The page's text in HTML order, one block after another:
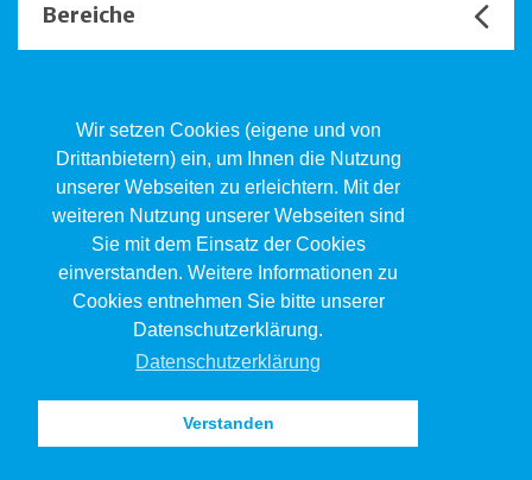
Wir setzen Cookies (eigene und von
Drittanbietern) ein, um Ihnen die Nutzung
unserer Webseiten zu erleichtern. Mit der
weiteren Nutzung unserer Webseiten sind
Sie mit dem Einsatz der Cookies
einverstanden. Weitere Informationen zu
Cookies entnehmen Sie bitte unserer
Datenschutzerklärung.
Datenschutzerklärung
Verstanden
Bereiche
Kind.Jugend.Familie KJF
Poststrasse 2, Postfach, 4410 Liestal
061 551 17 77
kjf@jsw.swiss